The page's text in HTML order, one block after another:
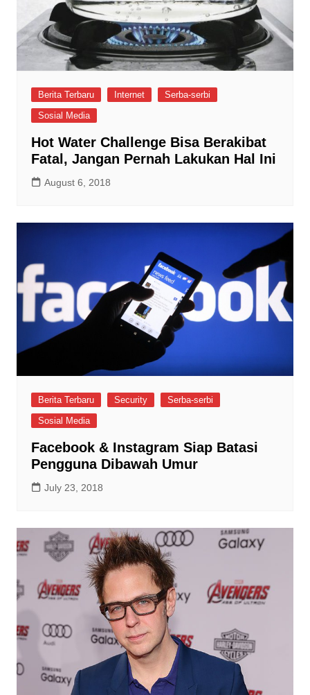
Berita Terbaru Internet
Serba-serbi
Sosial Media
Hot Water Challenge Bisa Berakibat
Fatal, Jangan Pernah Lakukan Hal Ini
August 6, 2018
Berita Terbaru Security
Serba-serbi
Sosial Media
Facebook & Instagram Siap Batasi
Pengguna Dibawah Umur
July 23, 2018